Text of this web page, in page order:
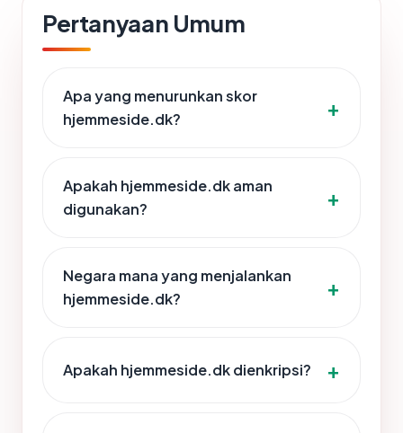
Pertanyaan Umum
Apa yang menurunkan skor
hjemmeside.dk?
Apakah hjemmeside.dk aman
digunakan?
Negara mana yang menjalankan
hjemmeside.dk?
Apakah hjemmeside.dk dienkripsi?